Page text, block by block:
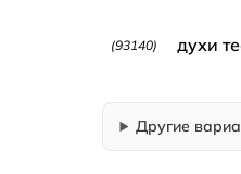
(93140) духи
Другие